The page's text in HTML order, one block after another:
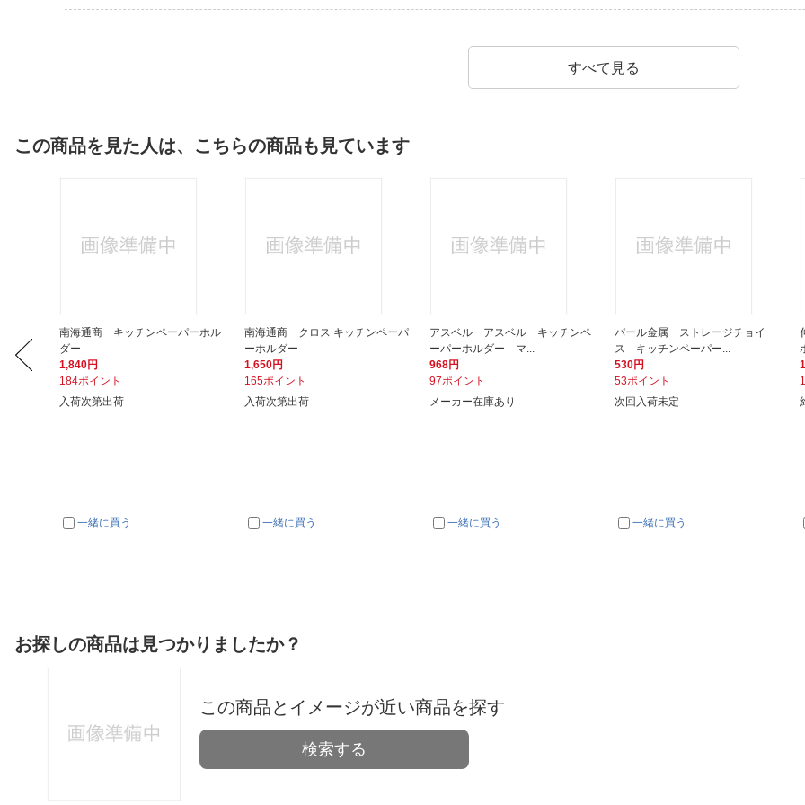
すべて見る
この商品を見た人は、こちらの商品も見ています
南海通商 キッチンペーパーホル
ダー
1,840円
184ポイント
入荷次第出荷
一緒に買う
南海通商 クロス キッチンペーパ
ーホルダー
1,650円
165ポイント
入荷次第出荷
一緒に買う
アスベル アスベル キッチンペ
ーパーホルダー マ...
968円
97ポイント
メーカー在庫あり
一緒に買う
パール金属 ストレージチョイ
ス キッチンペーパー...
530円
53ポイント
次回入荷未定
一緒に買う
お探しの商品は見つかりましたか？
この商品とイメージが近い商品を探す
検索する